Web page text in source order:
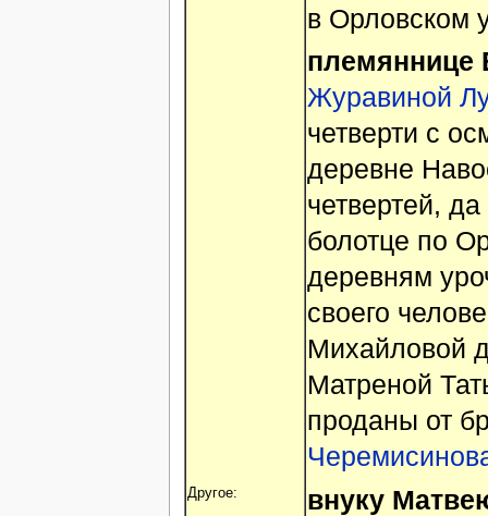
Другое:
в Орловском
племяннице
Журавиной
четверти с
деревне
четвертей,
болотце по
деревням
своего
Михайловой
Матреной
проданы от
внуку